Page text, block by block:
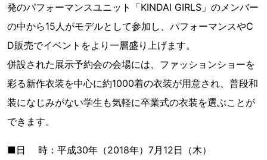
発のパフォーマンスユニット「KINDAI GIRLS」のメンバー
の中から15人がモデルとして参加し、パフォーマンスやC
D販売でイベントをより一層盛り上げます。
併設された展示予約会の会場には、ファッションショーを
彩る新作衣装を中心に約1000着の衣装が用意され、普段和
装になじみがない学生も気軽に卒業式の衣装を選ぶことが
できます。
■日 時：平成30年（2018年）7月12日（木）